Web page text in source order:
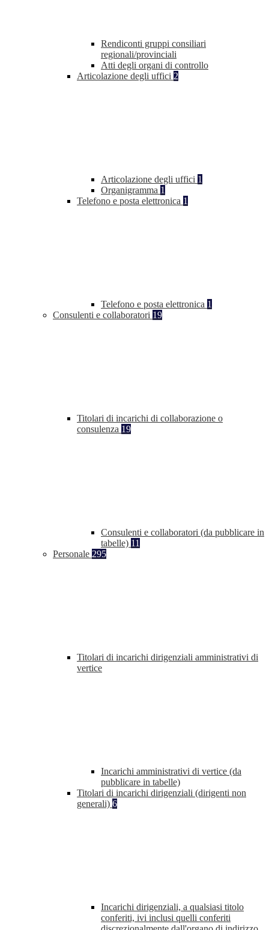
Rendiconti gruppi consiliari
regionali/provinciali
Atti degli organi di controllo
Articolazione degli uffici 2
Articolazione degli uffici 1
Organigramma 1
Telefono e posta elettronica 1
Telefono e posta elettronica 1
Consulenti e collaboratori 19
Titolari di incarichi di collaborazione o
consulenza 19
Consulenti e collaboratori (da pubblicare in
tabelle) 11
Personale 295
Titolari di incarichi dirigenziali amministrativi di
vertice
Incarichi amministrativi di vertice (da
pubblicare in tabelle)
Titolari di incarichi dirigenziali (dirigenti non
generali) 6
Incarichi dirigenziali, a qualsiasi titolo
conferiti, ivi inclusi quelli conferiti